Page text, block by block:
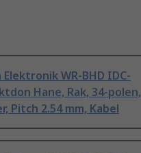
WR-BHD IDC-
Hane, Rak, 34-polen,
Pitch 2.54 mm, Kabel